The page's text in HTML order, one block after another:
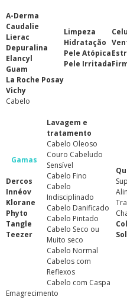
A-Derma
Caudalie
Lierac
Depuralina
Elancyl
Guam
La Roche Posay
Vichy
Limpeza
Hidratação
Pele Atópica
Pele Irritada
Cabelo
Gamas
Dercos
Innéov
Klorane
Phyto
Tangle
Teezer
Lavagem e
tratamento
Cabelo Oleoso
Couro Cabeludo
Sensível
Cabelo Fino
Cabelo
Indisciplinado
Cabelo Danificado
Cabelo Pintado
Cabelo Seco ou
Muito seco
Cabelo Normal
Cabelos com
Reflexos
Cabelo com Caspa
Sol
Emagrecimento